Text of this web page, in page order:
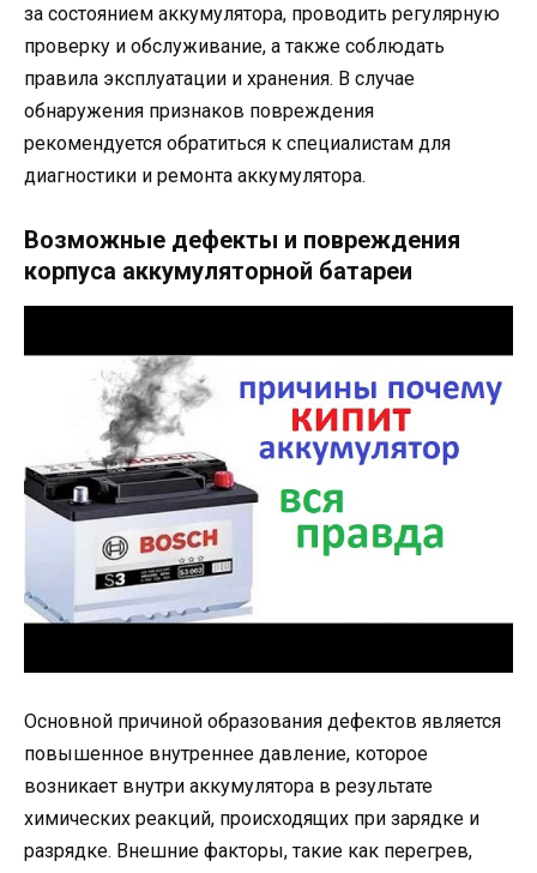
за состоянием аккумулятора, проводить регулярную
проверку и обслуживание, а также соблюдать
правила эксплуатации и хранения. В случае
обнаружения признаков повреждения
рекомендуется обратиться к специалистам для
диагностики и ремонта аккумулятора.
Возможные дефекты и повреждения
корпуса аккумуляторной батареи
Основной причиной образования дефектов является
повышенное внутреннее давление, которое
возникает внутри аккумулятора в результате
химических реакций, происходящих при зарядке и
разрядке. Внешние факторы, такие как перегрев,